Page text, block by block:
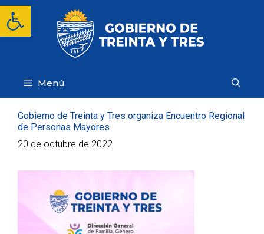
Abrir barra de herramientas
Saltar
contenido
Menú
Gobierno de Treinta y Tres organiza Encuentro Regional
de Personas Mayores
20 de octubre de 2022